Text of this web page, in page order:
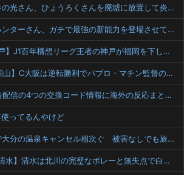
【悲報】さらば青春の光さん、ひょうろくさんを廃墟に放置して炎上ｗｗｗｗ
【画像】ハンターハンターさん、ガチで最強の新能力を登場させてしまうｗｗｗｗｗｗｗ
【J1第1節 福岡×神戸】J1百年構想リーグ王者の神戸が福岡を下し白星発進！エース大迫が決勝ゴール
【J1第1節 C大阪×岡山】C大阪は逆転勝利でパブロ・マチン監督の初陣飾る！ソロモン＆横山は百年構想リーグ岡山戦に続くゴール
【NTE】Ver.1.3予告配信の4つの交換コード情報に海外の反応まとめ！
ってるんやけど
【悲報】熊本地震で大分の温泉キャンセル相次ぐ 被害なしでも旅行先変更
【J1第1節 名古屋×清水】清水は北川の完璧なボレーと無失点で白星スタート！ホーム公式戦での対名古屋戦の連敗を7で止める